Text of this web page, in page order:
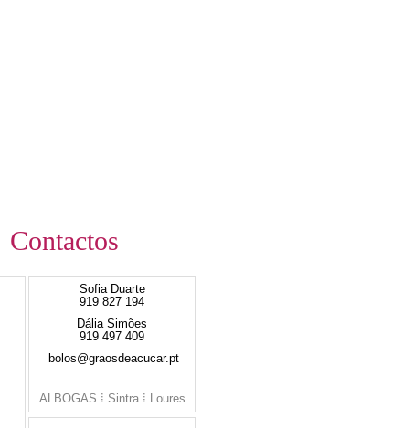
Contactos
Sofia Duarte
919 827 194
Dália Simões
919 497 409
bolos@graosdeacucar.pt
ALBOGAS ⁞ Sintra ⁞ Loures